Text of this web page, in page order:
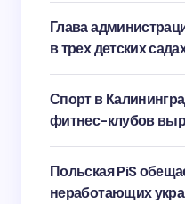
Глава
в трех детских
Спорт в
фитнес-клубов
Польская PiS
неработающих